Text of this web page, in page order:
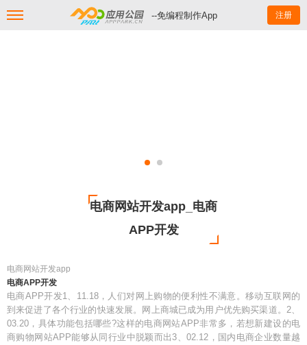
--免编程制作App 注册
电商网站开发app_电商
APP开发
电商网站开发app
电商APP开发
电商APP开发1、11.18，人们对网上购物的便利性不满意。移动互联网的
到来促进了各个行业的快速发展。网上商城已成为用户优先购买渠道。2、
03.20，具体功能包括哪些?这样的电商网站APP非常多，若想新建设的电
商购物网站APP能够从同行业中脱颖而出3、02.12，国内电商企业数量越